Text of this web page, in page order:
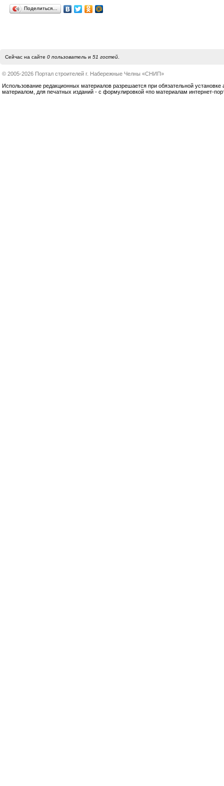
Поделиться…
Сейчас на сайте 0 пользовательи 51 гостей.
© 2005-2026 Портал строителей г. Набережные Челны «СНИП»
Использование редакционных материалов разрешается при обязательной установке
материалом, для печатных изданий - с формулировкой «по материалам интернет-